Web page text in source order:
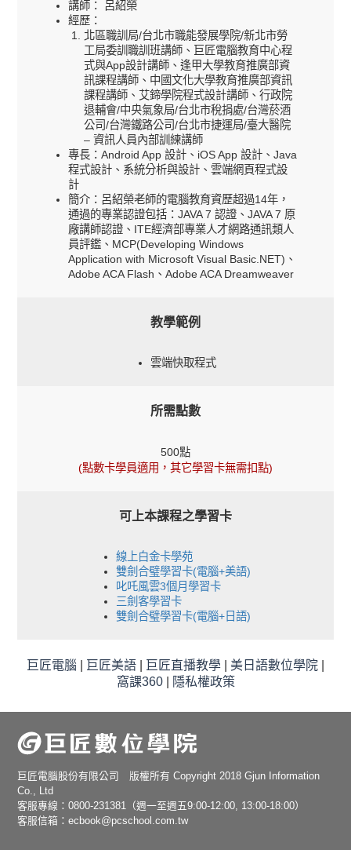
講師： 呂紹榮
經歷：
北區職訓局/台北市職能發展學院/新北市勞
工局委訓職訓班講師、巨匠電腦教育中心程
式與App設計講師、逢甲大學教育推廣部資
訊課程講師、中國文化大學教育推廣部資訊
課程講師、艾鍗學院程式設計講師、行政院
退輔會/中央氣象局/台北市稅捐處/台灣菸酒
公司/台灣鐵路公司/台北市捷運局/臺大醫院
– 資訊人員內部訓練講師
專長：Android App 設計、iOS App 設計、Java
程式設計、系統分析與設計、雲端網頁程式設
計
簡介：呂紹榮老師的電腦教育資歷超過14年，
通過的專業認證包括：JAVA 7 認證、JAVA 7 原
廠講師認證、ITE經濟部專業人才網路通訊類人
員評鑑、MCP(Developing Windows
Application with Microsoft Visual Basic.NET)、
Adobe ACA Flash、Adobe ACA Dreamweaver
教學範例
雲端快取程式
所需點數
500點
(點數卡學員適用，其它學習卡無需扣點)
可上本課程之學習卡
線上白金卡學苑
雙劍合璧學習卡(電腦+美語)
叱吒風雲3個月學習卡
三劍客學習卡
雙劍合璧學習卡(電腦+日語)
巨匠電腦 巨匠美語 巨匠直播教學 美日語數位學院
窩課360
隱私權政策
巨匠電腦股份有限公司 版權所有 Copyright 2018 Gjun Information
Co., Ltd
客服專線：0800-231381（週一至週五9:00-12:00, 13:00-18:00）
客服信箱：ecbook@pcschool.com.tw